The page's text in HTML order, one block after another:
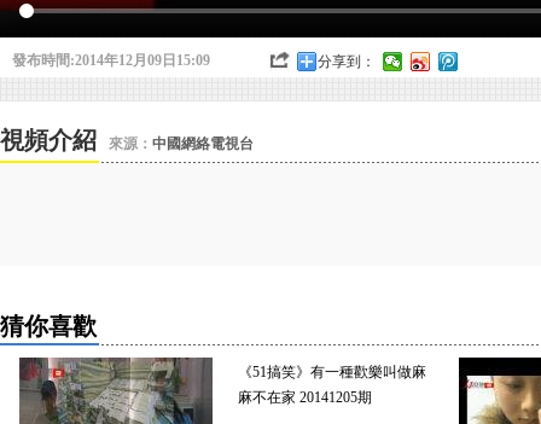
發布時間:2014年12月09日15:09 分享到：
視頻介紹 來源： 中國網絡電視台
猜你喜歡
《51搞笑》有一種歡樂叫做麻
麻不在家 20141205期